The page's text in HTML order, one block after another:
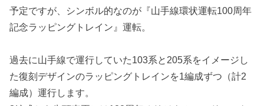
予定ですが、シンボル的なのが『山手線環状運転100周年
記念ラッピングトレイン』運転。
過去に山手線で運行していた103系と205系をイメージし
た復刻デザインのラッピングトレインを1編成ずつ（計2
編成）運行します。